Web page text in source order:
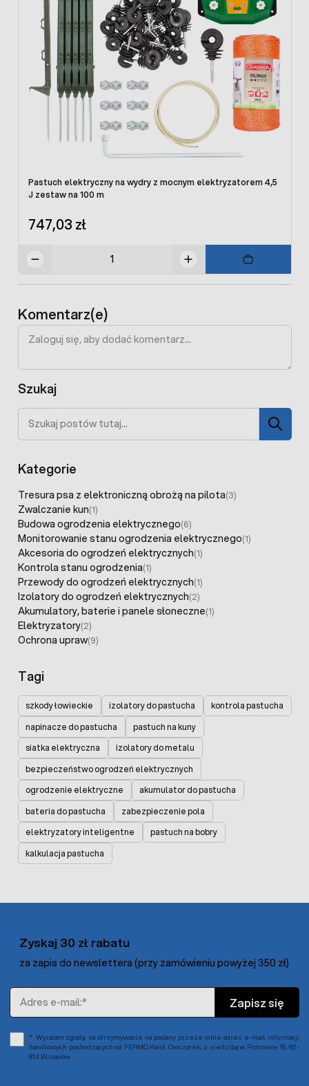
Pastuch elektryczny na wydry z mocnym elektryzatorem 4,5
J zestaw na 100 m
747,03 zł
Komentarz(e)
Szukaj
Szukaj
Kategorie
Tresura psa z elektroniczną obrożą na pilota(3)
Zwalczanie kun(1)
Budowa ogrodzenia elektrycznego(6)
Monitorowanie stanu ogrodzenia elektrycznego(1)
Akcesoria do ogrodzeń elektrycznych(1)
Kontrola stanu ogrodzenia(1)
Przewody do ogrodzeń elektrycznych(1)
Izolatory do ogrodzeń elektrycznych(2)
Akumulatory, baterie i panele słoneczne(1)
Elektryzatory(2)
Ochrona upraw(9)
Tagi
szkody łowieckie izolatory do pastucha
kontrola pastucha
napinacze do pastucha
pastuch na kuny
siatka elektryczna
izolatory do metalu
bezpieczeństwo ogrodzeń elektrycznych
ogrodzenie elektryczne
akumulator do pastucha
bateria do pastucha
zabezpieczenie pola
elektryzatory inteligentne
pastuch na bobry
kalkulacja pastucha
Zyskaj 30 zł rabatu
za zapis do newslettera (przy zamówieniu powyżej 350 zł)
Adres e-mail
Zapisz się
Wyrażam zgodę na otrzymywanie na podany przeze mnie adres e-mail informacji
handlowych pochodzących od FERMO Karol Owczarek, z siedzibą w Piotrowie 18, 62-
814 Blizanów.